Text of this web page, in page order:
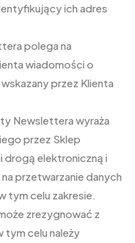
ich adres
polega na
wiadomości o
przez Klienta
Newslettera wyraża
przez Sklep
elektroniczną i
przetwarzanie danych
tym celu zakresie.
zrezygnować z
tym celu należy